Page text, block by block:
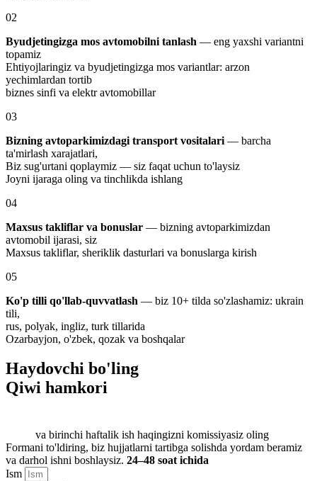
02
Byudjetingizga mos avtomobilni tanlash — eng yaxshi variantni
topamiz
Ehtiyojlaringiz va byudjetingizga mos variantlar: arzon
yechimlardan tortib
biznes sinfi va elektr avtomobillar
03
Bizning avtoparkimizdagi transport vositalari — barcha
ta'mirlash xarajatlari,
Biz sug'urtani qoplaymiz — siz faqat uchun to'laysiz
Joyni ijaraga oling va tinchlikda ishlang
04
Maxsus takliflar va bonuslar — bizning avtoparkimizdan
avtomobil ijarasi, siz
Maxsus takliflar, sheriklik dasturlari va bonuslarga kirish
05
Ko'p tilli qo'llab-quvvatlash — biz 10+ tilda so'zlashamiz: ukrain
tili,
rus, polyak, ingliz, turk tillarida
Ozarbayjon, o'zbek, qozak va boshqalar
Haydovchi bo'ling
Qiwi hamkori
va birinchi haftalik ish haqingizni komissiyasiz oling
Formani to'ldiring, biz hujjatlarni tartibga solishda yordam beramiz
va darhol ishni boshlaysiz. 24–48 soat ichida
Ism